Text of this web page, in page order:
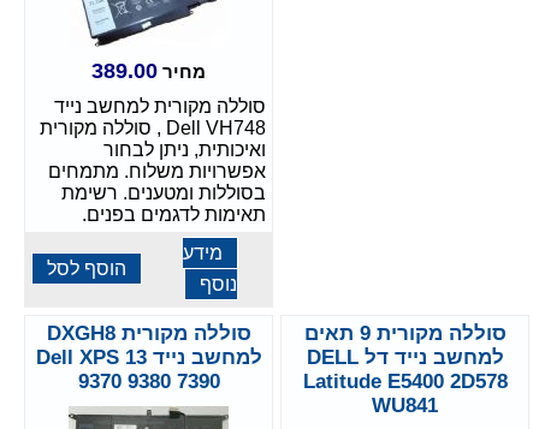
מחיר 389.00
סוללה מקורית למחשב נייד
Dell VH748 , סוללה מקורית
ואיכותית, ניתן לבחור
אפשרויות משלוח. מתמחים
בסוללות ומטענים. רשימת
תאימות לדגמים בפנים.
מידע
נוסף
הוסף לסל
סוללה מקורית 9 תאים
למחשב נייד דל DELL
Latitude E5400 2D578
WU841
סוללה מקורית DXGH8
למחשב נייד Dell XPS 13
9370 9380 7390